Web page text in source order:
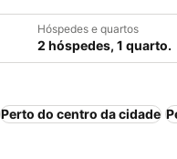
Hóspedes e quartos
2 hóspedes, 1 quarto.
Perto do centro da cidade